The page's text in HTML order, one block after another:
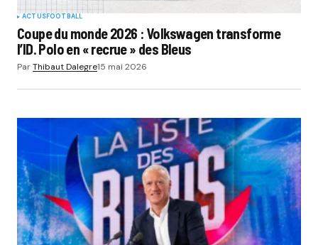
ACTUSFOOTBALL
Coupe du monde 2026 : Volkswagen transforme
l’ID. Polo en « recrue » des Bleus
ParThibaut Dalegre15 mai 2026